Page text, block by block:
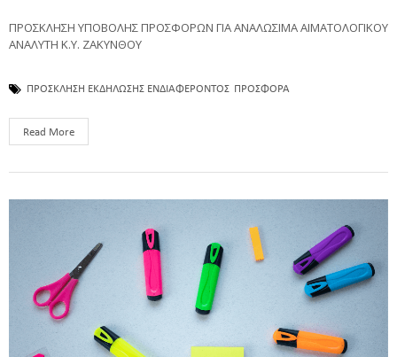
ΠΡΟΣΚΛΗΣΗ ΥΠΟΒΟΛΗΣ ΠΡΟΣΦΟΡΩΝ ΓΙΑ ΑΝΑΛΩΣΙΜΑ ΑΙΜΑΤΟΛΟΓΙΚΟΥ
ΑΝΑΛΥΤΗ Κ.Υ. ΖΑΚΥΝΘΟΥ
ΠΡΟΣΚΛΗΣΗ ΕΚΔΗΛΩΣΗΣ ΕΝΔΙΑΦΕΡΟΝΤΟΣ ΠΡΟΣΦΟΡΑ
Read More